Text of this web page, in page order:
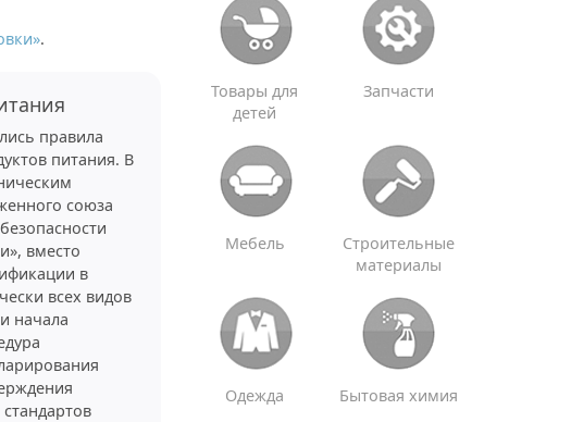
.
правила
питания. В
союза
вместо
в
всех видов
начала
Товары для
детей
Запчасти
Мебель
Строительные
материалы
Одежда Бытовая химия